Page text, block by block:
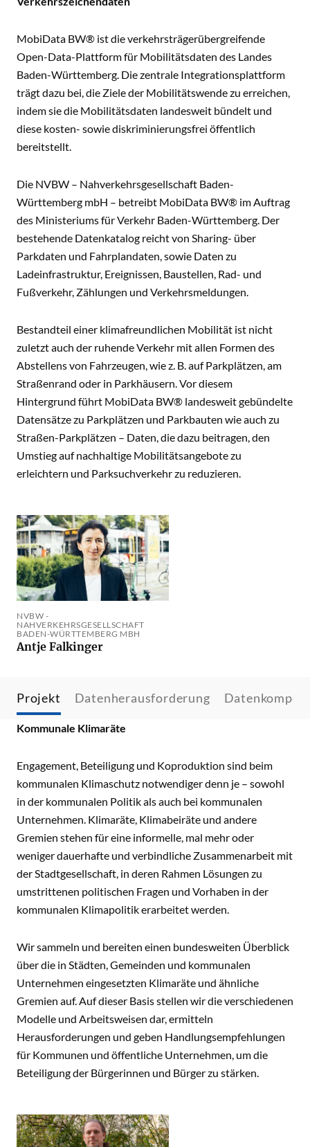
MobiData BW® ist die verkehrsträgerübergreifende
Open-Data-Plattform für Mobilitätsdaten des Landes
Baden-Württemberg. Die zentrale Integrationsplattform
trägt dazu bei, die Ziele der Mobilitätswende zu erreichen,
indem sie die Mobilitätsdaten landesweit bündelt und
diese kosten- sowie diskriminierungsfrei öffentlich
bereitstellt.
Die NVBW – Nahverkehrsgesellschaft Baden-
Württemberg mbH – betreibt MobiData BW® im Auftrag
des Ministeriums für Verkehr Baden-Württemberg. Der
bestehende Datenkatalog reicht von Sharing- über
Parkdaten und Fahrplandaten, sowie Daten zu
Ladeinfrastruktur, Ereignissen, Baustellen, Rad- und
Fußverkehr, Zählungen und Verkehrsmeldungen.
Bestandteil einer klimafreundlichen Mobilität ist nicht
zuletzt auch der ruhende Verkehr mit allen Formen des
Abstellens von Fahrzeugen, wie z. B. auf Parkplätzen, am
Straßenrand oder in Parkhäusern. Vor diesem
Hintergrund führt MobiData BW® landesweit gebündelte
Datensätze zu Parkplätzen und Parkbauten wie auch zu
Straßen-Parkplätzen – Daten, die dazu beitragen, den
Umstieg auf nachhaltige Mobilitätsangebote zu
erleichtern und Parksuchverkehr zu reduzieren.
NVBW -
NAHVERKEHRSGESELLSCHAFT
BADEN-WÜRTTEMBERG MBH
Antje Falkinger
Projekt Datenherausforderung
Kommunale Klimaräte
Engagement, Beteiligung und Koproduktion sind beim
kommunalen Klimaschutz notwendiger denn je – sowohl
in der kommunalen Politik als auch bei kommunalen
Unternehmen. Klimaräte, Klimabeiräte und andere
Gremien stehen für eine informelle, mal mehr oder
weniger dauerhafte und verbindliche Zusammenarbeit mit
der Stadtgesellschaft, in deren Rahmen Lösungen zu
umstrittenen politischen Fragen und Vorhaben in der
kommunalen Klimapolitik erarbeitet werden.
Wir sammeln und bereiten einen bundesweiten Überblick
über die in Städten, Gemeinden und kommunalen
Unternehmen eingesetzten Klimaräte und ähnliche
Gremien auf. Auf dieser Basis stellen wir die verschiedenen
Modelle und Arbeitsweisen dar, ermitteln
Herausforderungen und geben Handlungsempfehlungen
für Kommunen und öffentliche Unternehmen, um die
Beteiligung der Bürgerinnen und Bürger zu stärken.